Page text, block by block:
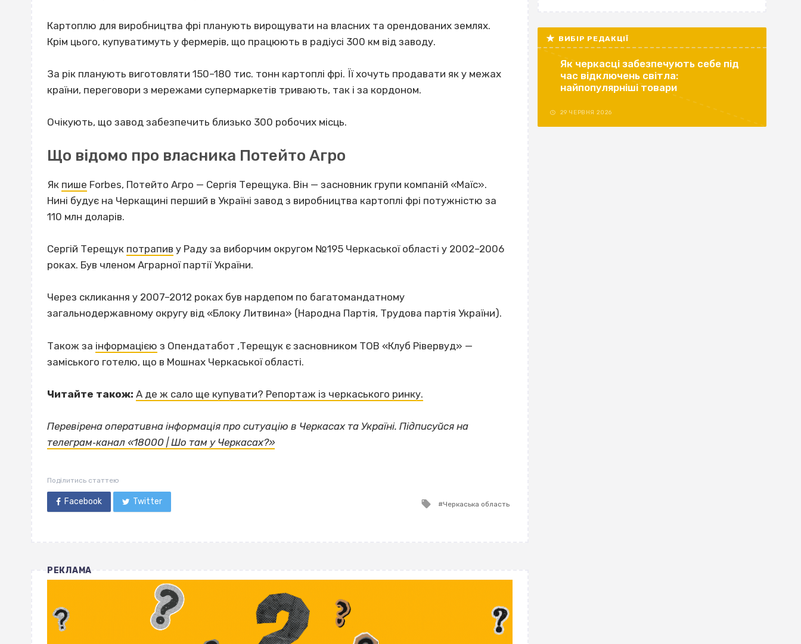
Картоплю для виробництва фрі планують вирощувати на власних та орендованих землях.
Крім цього, купуватимуть у фермерів, що працюють в радіусі 300 км від заводу.
За рік планують виготовляти 150–180 тис. тонн картоплі фрі. Її хочуть продавати як у межах
країни, переговори з мережами супермаркетів тривають, так і за кордоном.
Очікують, що завод забезпечить близько 300 робочих місць.
Що відомо про власника Потейто Агро
Як пише Forbes, Потейто Агро — Сергія Терещука. Він — засновник групи компаній «Маїс».
Нині будує на Черкащині перший в Україні завод з виробництва картоплі фрі потужністю за
110 млн доларів.
Сергій Терещук потрапив у Раду за виборчим округом №195 Черкаської області у 2002–2006
роках. Був членом Аграрної партії України.
Через скликання у 2007–2012 роках був нардепом по багатомандатному
загальнодержавному округу від «Блоку Литвина» (Народна Партія, Трудова партія України).
Також за інформацією з Опендатабот ‚Терещук є засновником ТОВ «Клуб Рівервуд» —
заміського готелю, що в Мошнах Черкаської області.
Читайте також: А де ж сало ще купувати? Репортаж із черкаського ринку.
Перевірена оперативна інформація про ситуацію в Черкасах та Україні. Підписуйся на
телеграм‐канал «18000 | Шо там у Черкасах?»
Поділитись статтею
Facebook Twitter
Tagged
Черкаська область
РЕКЛАМА
ВИБІР РЕДАКЦІЇ
Як черкасці забезпечують себе під
час відключень світла:
найпопулярніші товари
29 ЧЕРВНЯ 2026